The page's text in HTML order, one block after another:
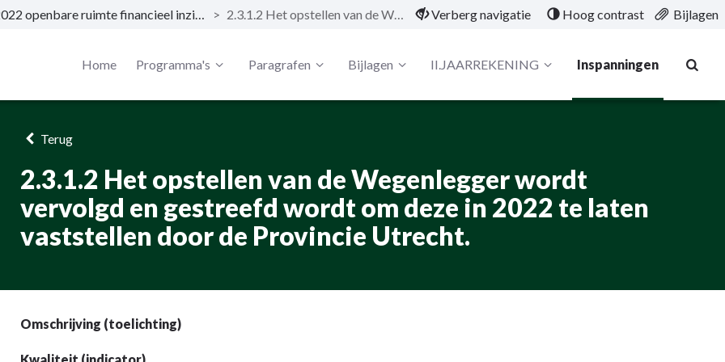
2.3.1 In 2022 openbare ruimte financieel inzichtelijk; dit vertaalt zich voor de openbare ruimte naar 'areaal (A) en gewenste kwaliteit (K) zijn in overeenstemming met de benodigde budgetten (A x K = €)'. > 2.3.1.2 Het opstellen van de Wegenlegger wordt vervolgd en gestreefd wordt om deze in 2022 te laten vaststellen door de Provincie Utrecht. Verberg navigatie Hoog contrast Bijlagen
Home Programma's Paragrafen Bijlagen II.JAARREKENING Inspanningen
Terug
2.3.1.2 Het opstellen van de Wegenlegger wordt
vervolgd en gestreefd wordt om deze in 2022 te laten
vaststellen door de Provincie Utrecht.
Omschrijving (toelichting)